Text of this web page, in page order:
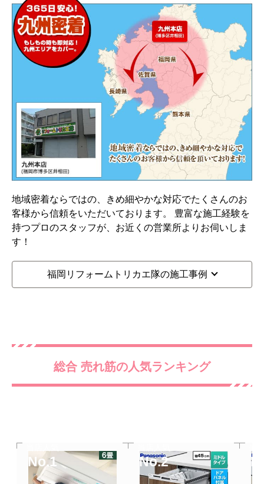
地域密着ならではの、きめ細やかな対応でたくさんのお
客様から信頼をいただいております。 豊富な施工経験を
持つプロのスタッフが、お近くの営業所よりお伺いしま
す！
福岡リフォームトリカエ隊の施工事例
総合 売れ筋の人気ランキング
No.1 No.2